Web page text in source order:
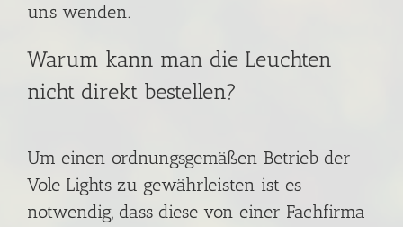
uns wenden.
Warum kann man die Leuchten
nicht direkt bestellen?
Um einen ordnungsgemäßen Betrieb der
Vole Lights zu gewährleisten ist es
notwendig, dass diese von einer Fachfirma